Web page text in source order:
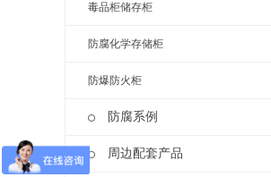
毒品柜储存柜
防腐化学存储柜
防爆防火柜
防腐系例
周边配套产品